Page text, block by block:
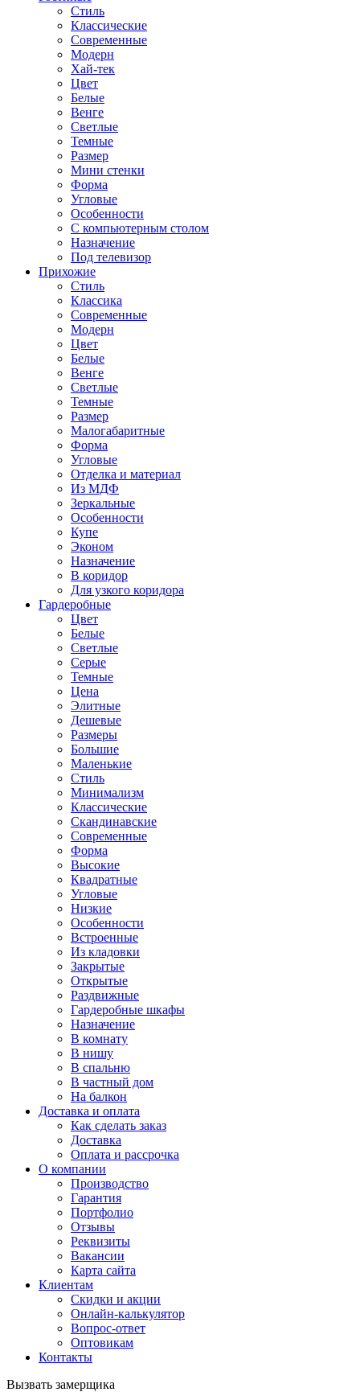
Стиль
Классические
Современные
Модерн
Хай-тек
Цвет
Белые
Венге
Светлые
Темные
Размер
Мини стенки
Форма
Угловые
Особенности
С компьютерным столом
Назначение
Под телевизор
Прихожие
Стиль
Классика
Современные
Модерн
Цвет
Белые
Венге
Светлые
Темные
Размер
Малогабаритные
Форма
Угловые
Отделка и материал
Из МДФ
Зеркальные
Особенности
Купе
Эконом
Назначение
В коридор
Для узкого коридора
Гардеробные
Цвет
Белые
Светлые
Серые
Темные
Цена
Элитные
Дешевые
Размеры
Большие
Маленькие
Стиль
Минимализм
Классические
Скандинавские
Современные
Форма
Высокие
Квадратные
Угловые
Низкие
Особенности
Встроенные
Из кладовки
Закрытые
Открытые
Раздвижные
Гардеробные шкафы
Назначение
В комнату
В нишу
В спальню
В частный дом
На балкон
Доставка и оплата
Как сделать заказ
Доставка
Оплата и рассрочка
О компании
Производство
Гарантия
Портфолио
Отзывы
Реквизиты
Вакансии
Карта сайта
Клиентам
Скидки и акции
Онлайн-калькулятор
Вопрос-ответ
Оптовикам
Контакты
Вызвать замерщика